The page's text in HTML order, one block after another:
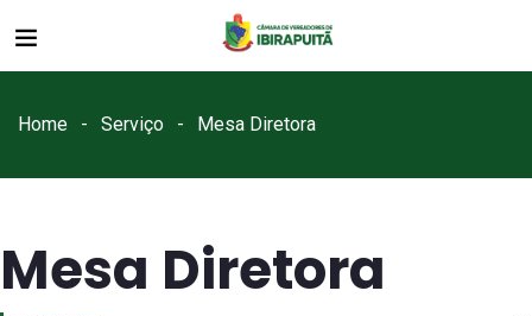
Home Serviço Mesa Diretora
Mesa Diretora